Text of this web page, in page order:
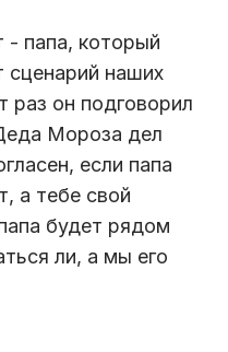
- папа, который
наших
раз он подговорил
Мороза дел
если папа
а тебе свой
будет рядом
ли, а мы его